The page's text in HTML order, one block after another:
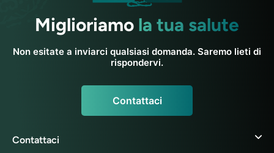
Miglioriamo la tua salute
Non esitate a inviarci qualsiasi domanda. Saremo lieti di
rispondervi.
Contattaci
Contattaci